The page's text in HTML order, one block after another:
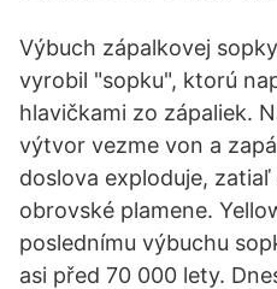
Výbuch zápalkovej
vyrobil "sopku", ktorú
hlavičkami zo zápaliek.
výtvor vezme von a
doslova exploduje, zatiaľ
obrovské plamene.
poslednímu výbuchu
asi před 70 000 lety.